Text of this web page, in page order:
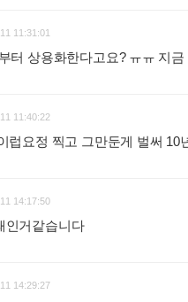
11:31:01
터 상용화한다고요? ㅠㅠ 지
11:40:22
럽요정 찍고 그만둔게 벌써 10
14:17:50
인거같습니다
14:29:27